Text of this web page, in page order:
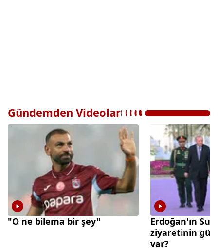
Gündemden Videolar
"O ne bilema bir şey"
Erdoğan'ın
ziyaretinin
var?